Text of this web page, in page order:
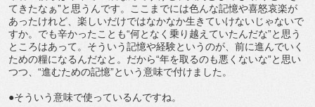
てきたなぁ”と思うんです。ここまでには色んな記憶や喜怒哀楽が
あったけれど、楽しいだけではなかなか生きていけないじゃないで
すか。でも辛かったことも“何となく乗り越えていたんだな”と思う
ところはあって。そういう記憶や経験というのが、前に進んでいく
ための糧になるんだなと。だから“年を取るのも悪くないな”と思い
つつ、“進むための記憶”という意味で付けました。
●そういう意味で使っているんですね。